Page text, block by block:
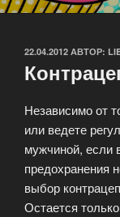
ОПУБЛИКОВАНО
22.04.2012 АВТОР:
Независимо от
или ведете
мужчиной, если
предохранения
выбор
Остается